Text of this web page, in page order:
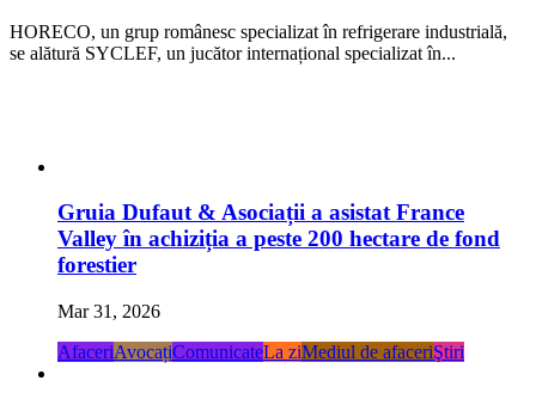
HORECO, un grup românesc specializat în refrigerare industrială,
se alătură SYCLEF, un jucător internațional specializat în...
Gruia Dufaut & Asociații a asistat France
Valley în achiziția a peste 200 hectare de fond
forestier
Mar 31, 2026
AfaceriAvocațiComunicateLa ziMediul de afaceriŞtiri